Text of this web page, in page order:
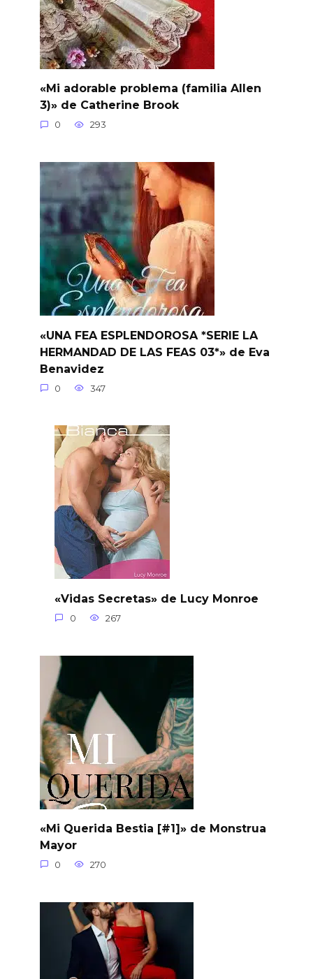
«Mi adorable problema (familia Allen
3)» de Catherine Brook
0 293
«UNA FEA ESPLENDOROSA *SERIE LA
HERMANDAD DE LAS FEAS 03*» de Eva
Benavidez
0 347
«Vidas Secretas» de Lucy Monroe
0 267
«Mi Querida Bestia [#1]» de Monstrua
Mayor
0 270